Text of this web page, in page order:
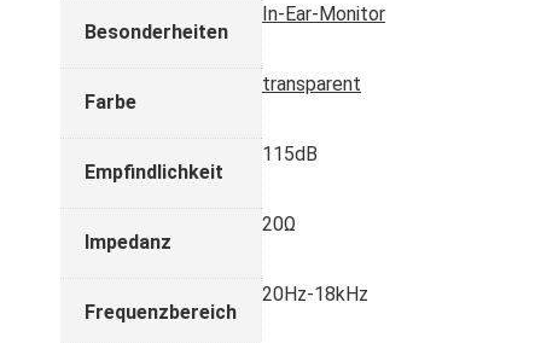
Besonderheiten
In-Ear-Monitor
Farbe
transparent
Empfindlichkeit
115dB
Impedanz
20Ω
Frequenzbereich
20Hz-18kHz